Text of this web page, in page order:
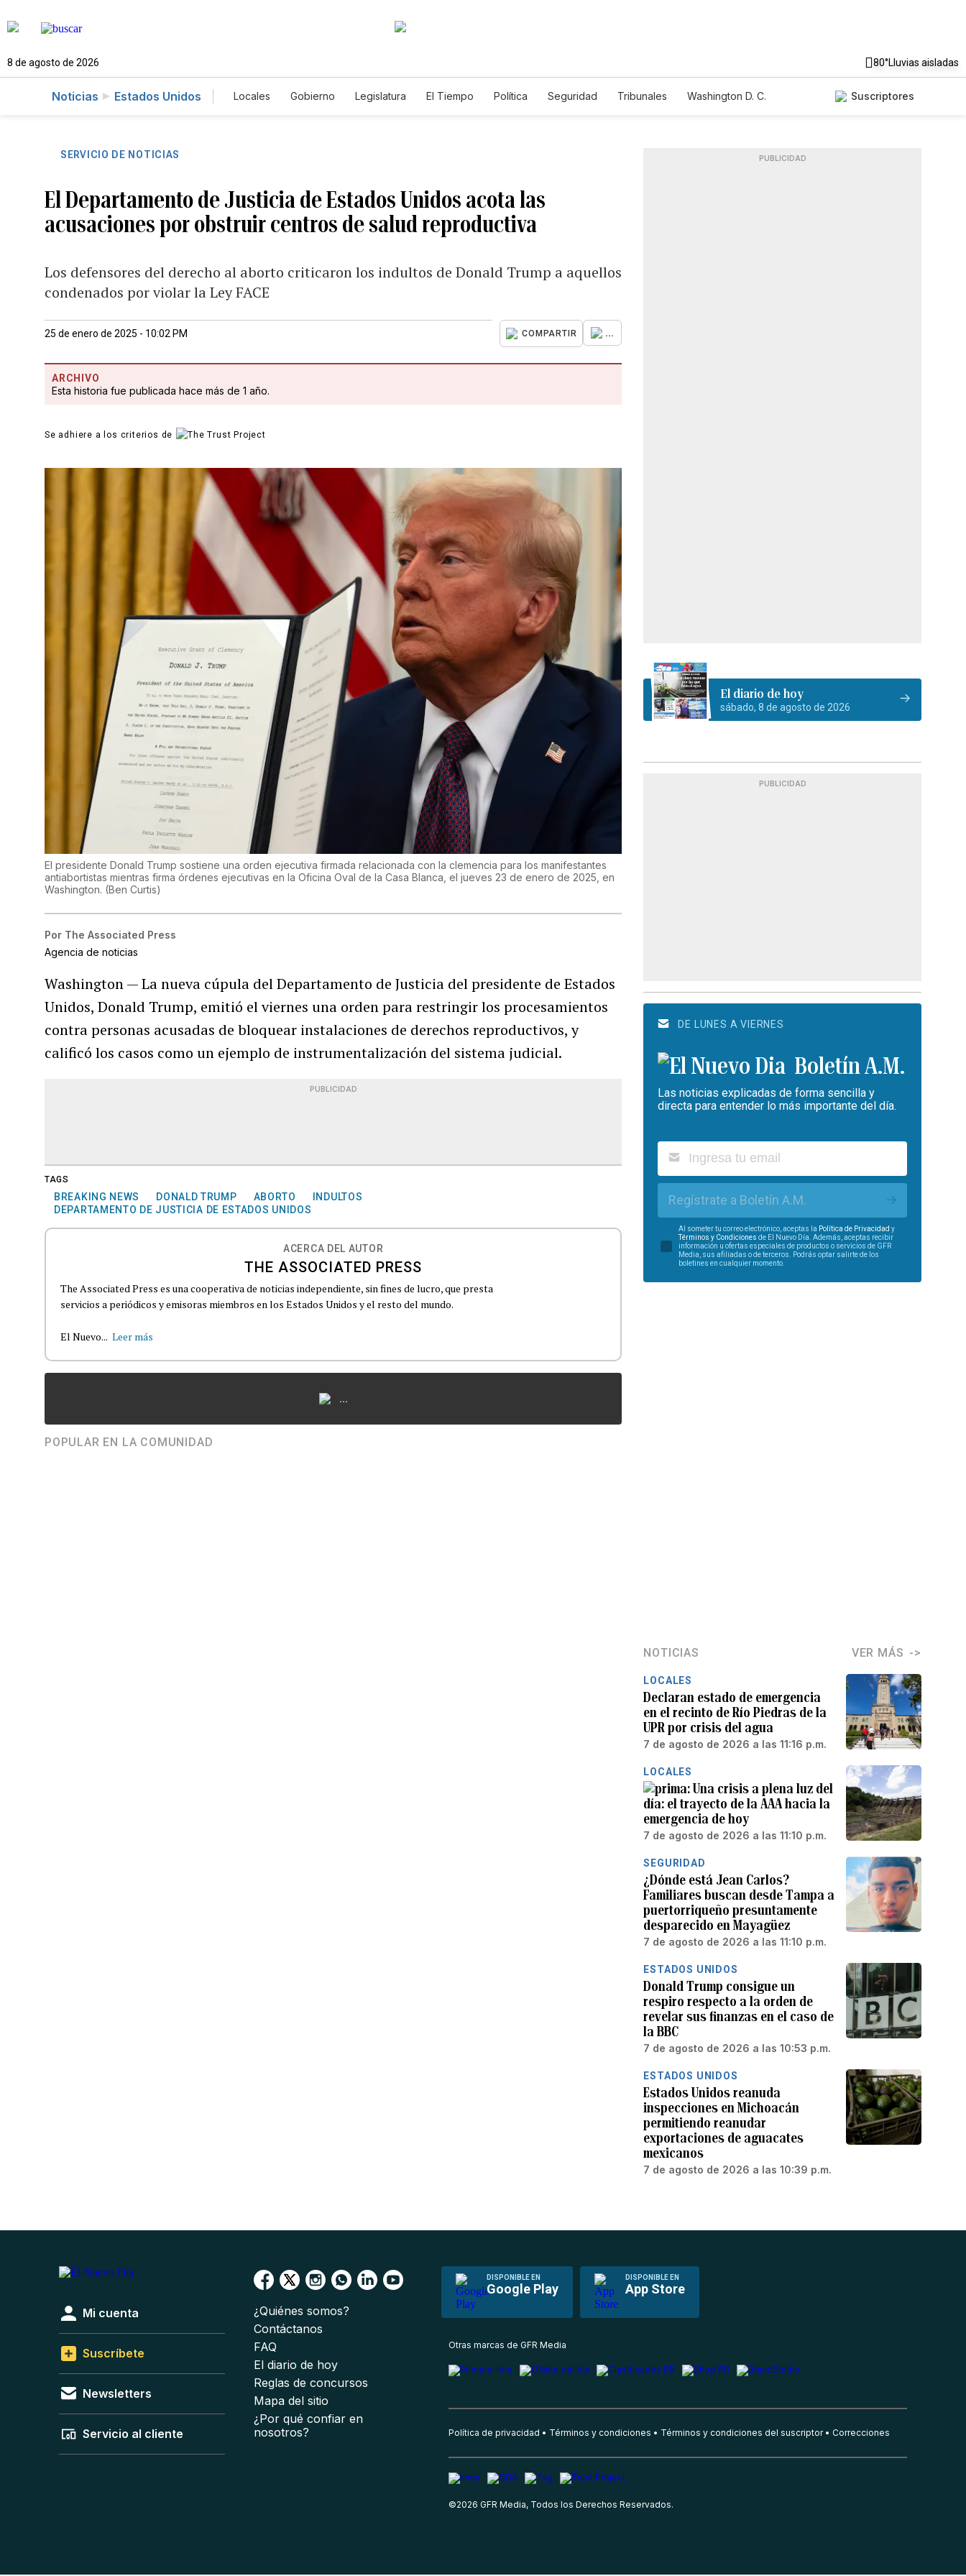
8 de agosto de 2026 80°Lluvias aisladas
Noticias Estados Unidos Locales Gobierno Legislatura El Tiempo Política Seguridad Tribunales
Washington D. C.
Suscriptores
SERVICIO DE NOTICIAS
El Departamento de Justicia de Estados Unidos acota las
acusaciones por obstruir centros de salud reproductiva
Los defensores del derecho al aborto criticaron los indultos de Donald Trump a aquellos
condenados por violar la Ley FACE
25 de enero de 2025 - 10:02 PM COMPARTIR ...
ARCHIVO
Esta historia fue publicada hace más de 1 año.
Se adhiere a los criterios de
El presidente Donald Trump sostiene una orden ejecutiva firmada relacionada con la clemencia para los manifestantes
antiabortistas mientras firma órdenes ejecutivas en la Oficina Oval de la Casa Blanca, el jueves 23 de enero de 2025, en
Washington. (Ben Curtis)
Por The Associated Press
Agencia de noticias
Washington — La nueva cúpula del Departamento de Justicia del presidente de Estados
Unidos, Donald Trump, emitió el viernes una orden para restringir los procesamientos
contra personas acusadas de bloquear instalaciones de derechos reproductivos, y
calificó los casos como un ejemplo de instrumentalización del sistema judicial.
PUBLICIDAD
TAGS
BREAKING NEWS DONALD TRUMP ABORTO
INDULTOS
DEPARTAMENTO DE JUSTICIA DE ESTADOS UNIDOS
ACERCA DEL AUTOR
THE ASSOCIATED PRESS
The Associated Press es una cooperativa de noticias independiente, sin fines de lucro, que presta
servicios a periódicos y emisoras miembros en los Estados Unidos y el resto del mundo.
El Nuevo... Leer más
...
POPULAR EN LA COMUNIDAD
PUBLICIDAD
El diario de hoy
sábado, 8 de agosto de 2026
PUBLICIDAD
DE LUNES A VIERNES
Boletín A.M.
Las noticias explicadas de forma sencilla y
directa para entender lo más importante del día.
Regístrate a Boletín A.M.
Al someter tu correo electrónico, aceptas la Política de Privacidad y
Términos y Condiciones de El Nuevo Día. Además, aceptas recibir
información u ofertas especiales de productos o servicios de GFR
Media, sus afiliadas o de terceros. Podrás optar salirte de los
boletines en cualquier momento.
NOTICIAS VER MÁS
LOCALES
Declaran estado de emergencia
en el recinto de Río Piedras de la
UPR por crisis del agua
7 de agosto de 2026 a las 11:16 p.m.
LOCALES
Una crisis a plena luz del
día: el trayecto de la AAA hacia la
emergencia de hoy
7 de agosto de 2026 a las 11:10 p.m.
SEGURIDAD
¿Dónde está Jean Carlos?
Familiares buscan desde Tampa a
puertorriqueño presuntamente
desparecido en Mayagüez
7 de agosto de 2026 a las 11:10 p.m.
ESTADOS UNIDOS
Donald Trump consigue un
respiro respecto a la orden de
revelar sus finanzas en el caso de
la BBC
7 de agosto de 2026 a las 10:53 p.m.
ESTADOS UNIDOS
Estados Unidos reanuda
inspecciones en Michoacán
permitiendo reanudar
exportaciones de aguacates
mexicanos
7 de agosto de 2026 a las 10:39 p.m.
DISPONIBLE EN
Google Play
DISPONIBLE EN
App Store
Mi cuenta
Suscríbete
Newsletters
Servicio al cliente
¿Quiénes somos?
Contáctanos
FAQ
El diario de hoy
Reglas de concursos
Mapa del sitio
¿Por qué confiar en
nosotros?
Otras marcas de GFR Media
Política de privacidad Términos y condiciones Términos y condiciones del suscriptor Correcciones
©2026 GFR Media, Todos los Derechos Reservados.